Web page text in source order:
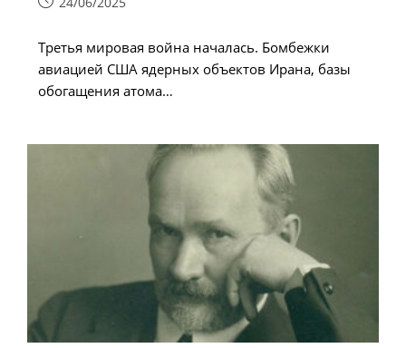
Третья мировая война началась. Бомбежки
авиацией США ядерных объектов Ирана, базы
обогащения атома…